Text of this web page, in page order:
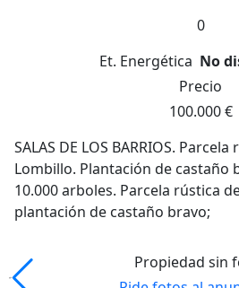
0
Et. Energética No
Precio
100.000 €
SALAS DE LOS BARRIOS.
Lombillo. Plantación de castaño
10.000 arboles. Parcela rústica
plantación de castaño bravo;
Propiedad sin
advertising based on a profile
accept all cookies by pressing the
CONFIGURE OR REJECT THEIR
"CONFIGURE YOUR COOKIES"
more information, you can consult our
Reject All